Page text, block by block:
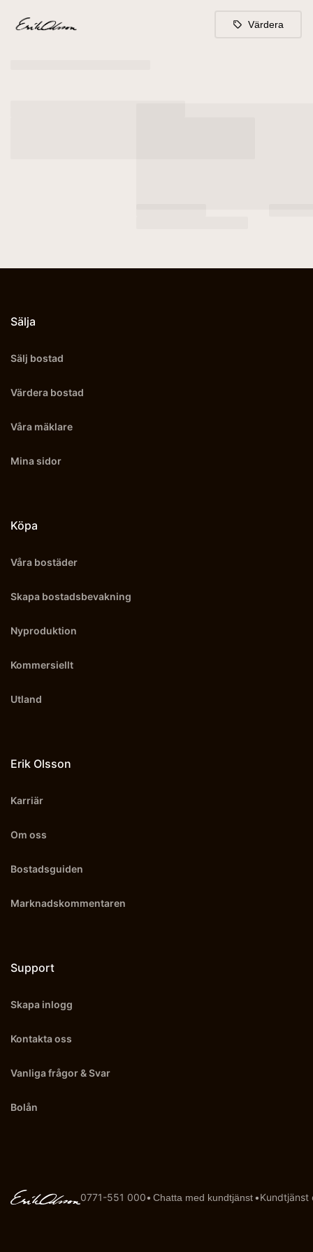
Värdera
Sälja
Sälj bostad
Värdera bostad
Våra mäklare
Mina sidor
Köpa
Våra bostäder
Skapa bostadsbevakning
Nyproduktion
Kommersiellt
Utland
Erik Olsson
Karriär
Om oss
Bostadsguiden
Marknadskommentaren
Support
Skapa inlogg
Kontakta oss
Vanliga frågor & Svar
Bolån
0771-551 000• Chatta med kundtjänst•Kundtjänst